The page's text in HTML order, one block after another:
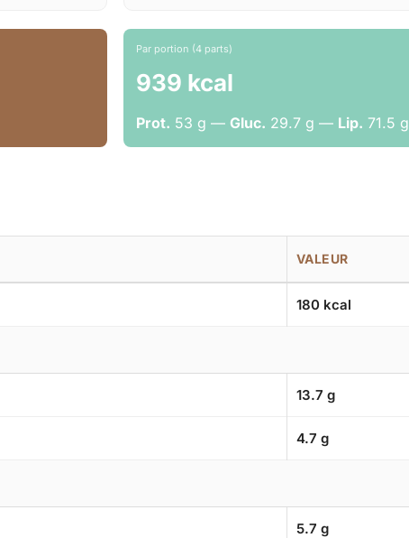
Par portion (4 parts)
939 kcal
Prot. 53 g —Gluc. 29.7 g — Lip. 71.5 g
VALEUR
180 kcal
13.7 g
4.7 g
5.7 g